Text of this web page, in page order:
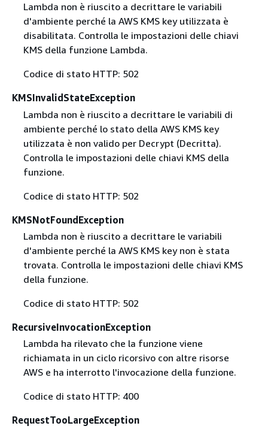
Lambda non è riuscito a decrittare le variabili
d'ambiente perché la AWS KMS key utilizzata è
disabilitata. Controlla le impostazioni delle chiavi
KMS della funzione Lambda.
Codice di stato HTTP: 502
KMSInvalidStateException
Lambda non è riuscito a decrittare le variabili di
ambiente perché lo stato della AWS KMS key
utilizzata è non valido per Decrypt (Decritta).
Controlla le impostazioni delle chiavi KMS della
funzione.
Codice di stato HTTP: 502
KMSNotFoundException
Lambda non è riuscito a decrittare le variabili
d'ambiente perché la AWS KMS key non è stata
trovata. Controlla le impostazioni delle chiavi KMS
della funzione.
Codice di stato HTTP: 502
RecursiveInvocationException
Lambda ha rilevato che la funzione viene
richiamata in un ciclo ricorsivo con altre risorse
AWS e ha interrotto l'invocazione della funzione.
Codice di stato HTTP: 400
RequestTooLargeException